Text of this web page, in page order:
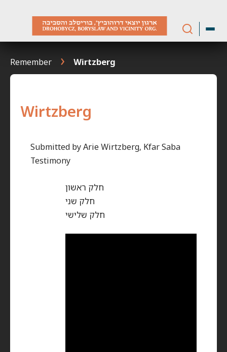
Remember Wirtzberg
Wirtzberg
Submitted by Arie Wirtzberg, Kfar Saba
Testimony
חלק ראשון
חלק שני
חלק שלישי